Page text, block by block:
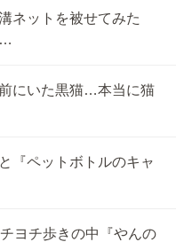
ネットを被せてみた
にいた黒猫…本当に猫
『ペットボトルのキャ
ヨチ歩きの中『やんの